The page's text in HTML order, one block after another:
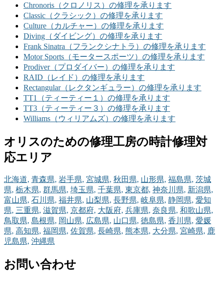
Chronoris（クロノリス）の修理を承ります
Classic（クラシック）の修理を承ります
Culture（カルチャー）の修理を承ります
Diving（ダイビング）の修理を承ります
Frank Sinatra（フランクシナトラ）の修理を承ります
Motor Sports（モータースポーツ）の修理を承ります
Prodiver（プロダイバー）の修理を承ります
RAID（レイド）の修理を承ります
Rectangular（レクタンギュラー）の修理を承ります
TT1（ティーティー１）の修理を承ります
TT3（ティーティー３）の修理を承ります
Williams（ウィリアムズ）の修理を承ります
オリスのための修理工房の時計修理対
応エリア
北海道, 青森県, 岩手県, 宮城県, 秋田県, 山形県, 福島県, 茨城
県, 栃木県, 群馬県, 埼玉県, 千葉県, 東京都, 神奈川県, 新潟県,
富山県, 石川県, 福井県, 山梨県, 長野県, 岐阜県, 静岡県, 愛知
県, 三重県, 滋賀県, 京都府, 大阪府, 兵庫県, 奈良県, 和歌山県,
鳥取県, 島根県, 岡山県, 広島県, 山口県, 徳島県, 香川県, 愛媛
県, 高知県, 福岡県, 佐賀県, 長崎県, 熊本県, 大分県, 宮崎県, 鹿
児島県, 沖縄県
お問い合わせ